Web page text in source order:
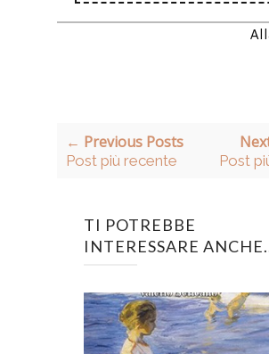
← Previous Posts
Post più recente Post
TI POTREBBE
INTERESSARE